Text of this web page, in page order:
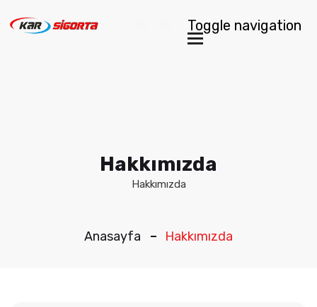
Toggle navigation
Hakkımızda
Hakkımızda
Anasayfa Hakkımızda